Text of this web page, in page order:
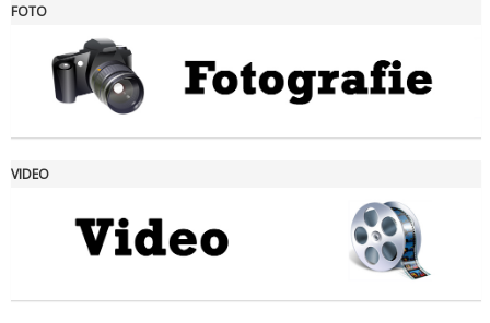
Ddl Lobby, Uisp: “Il Parlamento valorizzi le nostre specificità"
FOTO
VIDEO